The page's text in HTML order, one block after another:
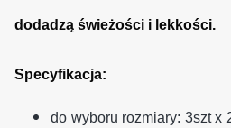
dodadzą świeżości i lekkości.
Specyfikacja:
do wyboru rozmiary: 3szt x